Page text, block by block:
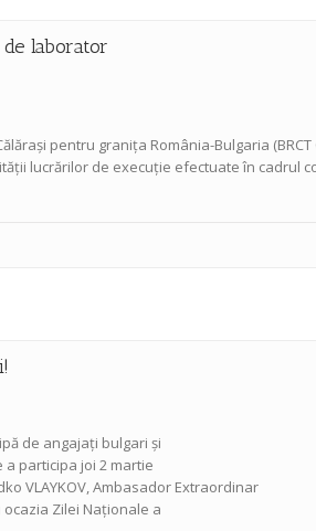
laborator
pentru granița România-Bulgaria
lucrărilor de execuție efectuate în cadrul
de angajați bulgari și
a participa joi 2 martie
VLAYKOV, Ambasador Extraordinar
Zilei Naționale a